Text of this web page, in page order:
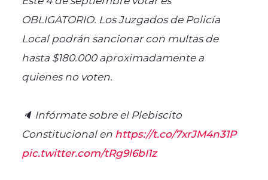
OBLIGATORIO. Los Juzgados de Policía
Local podrán sancionar con multas de
hasta $180.000 aproximadamente a
quienes no voten.
🔈 Infórmate sobre el Plebiscito
Constitucional en https://t.co/7xrJM4n31P
pic.twitter.com/tRg9l6bI1z